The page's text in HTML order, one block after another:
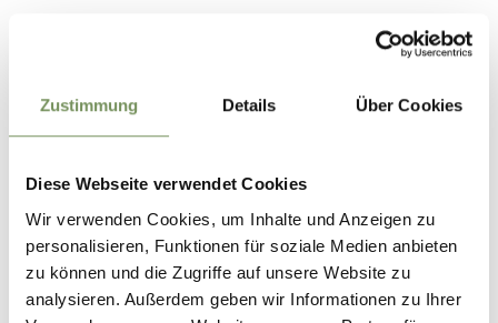
Zustimmung Details Über Cookies
Diese Webseite verwendet Cookies
Wir verwenden Cookies, um Inhalte und Anzeigen zu
personalisieren, Funktionen für soziale Medien anbieten
zu können und die Zugriffe auf unsere Website zu
analysieren. Außerdem geben wir Informationen zu Ihrer